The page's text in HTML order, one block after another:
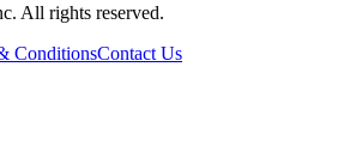
All rights reserved.
ConditionsContact Us